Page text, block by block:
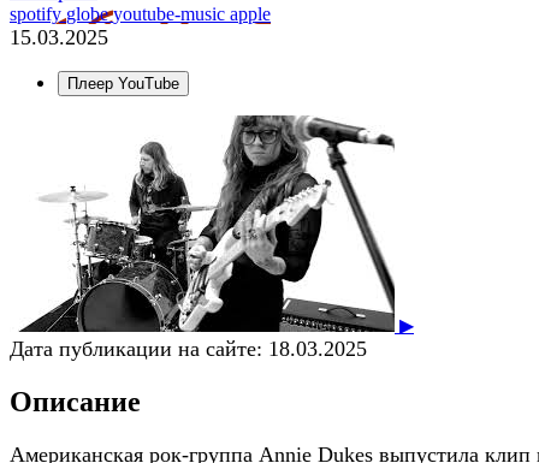
spotifyglobeyoutube-music apple
15.03.2025
Плеер YouTube
▶
Дата публикации на сайте: 18.03.2025
Описание
Американская рок-группа Annie Dukes выпустила клип